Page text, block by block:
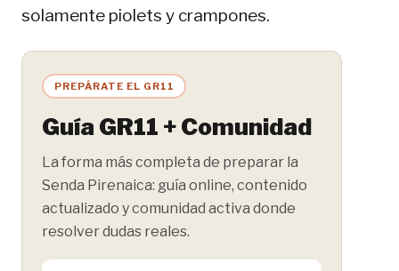
solamente piolets y crampones.
PREPÁRATE EL GR11
Guía GR11 + Comunidad
La forma más completa de preparar la
Senda Pirenaica: guía online, contenido
actualizado y comunidad activa donde
resolver dudas reales.